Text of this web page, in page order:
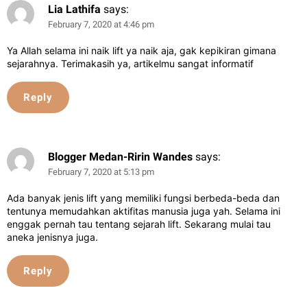
Lia Lathifa says:
February 7, 2020 at 4:46 pm
Ya Allah selama ini naik lift ya naik aja, gak kepikiran gimana
sejarahnya. Terimakasih ya, artikelmu sangat informatif
Reply
Blogger Medan-Ririn Wandes says:
February 7, 2020 at 5:13 pm
Ada banyak jenis lift yang memiliki fungsi berbeda-beda dan
tentunya memudahkan aktifitas manusia juga yah. Selama ini
enggak pernah tau tentang sejarah lift. Sekarang mulai tau
aneka jenisnya juga.
Reply